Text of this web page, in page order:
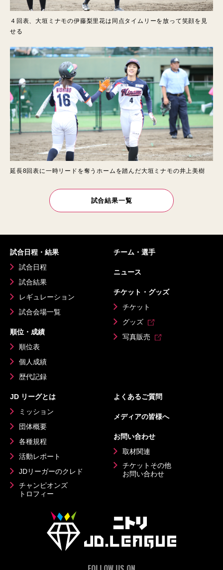
４回表、大垣ミナモの伊藤梨里花は同点タイムリーを放って笑顔を見
せる
延長8回表に一時リードを奪うホームを踏んだ大垣ミナモの井上美樹
試合結果一覧
試合日程・結果
試合日程
試合結果
レギュレーション
試合会場一覧
順位・成績
順位表
個人成績
歴代記録
チーム・選手
ニュース
チケット・グッズ
チケット
グッズ
写真販売
JD リーグとは
ミッション
団体概要
各種規程
活動レポート
JDリーガーのクレド
チャンピオンズ
トロフィー
よくあるご質問
メディアの皆様へ
お問い合わせ
取材関連
チケットその他
お問い合わせ